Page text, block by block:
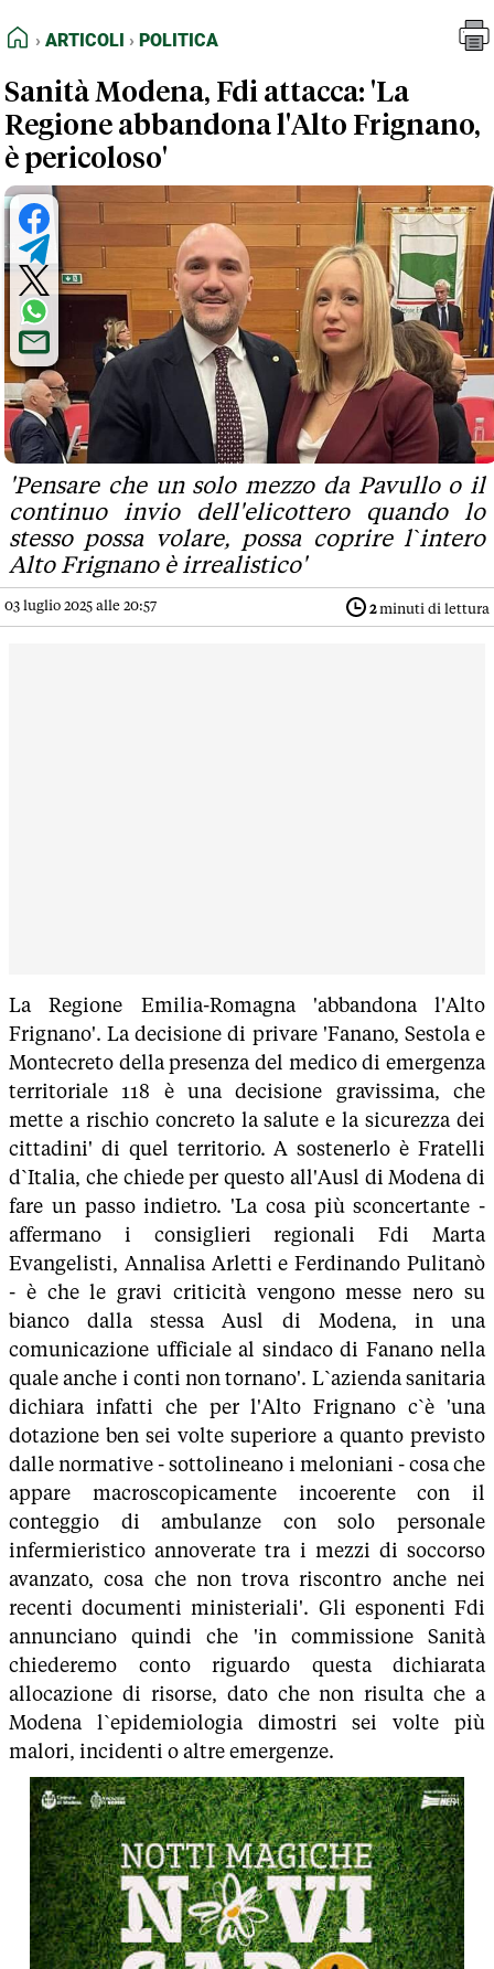
FEED RSS
NORMATIVE DEONTOLOGICHE
TERMINI e CONDIZIONI
HOME
ARTICOLI POLITICA
Sanità Modena, Fdi attacca: 'La
Regione abbandona l'Alto Frignano,
è pericoloso'
'Pensare che un solo mezzo da Pavullo o il
continuo invio dell'elicottero quando lo
stesso possa volare, possa coprire l`intero
Alto Frignano è irrealistico'
03 luglio 2025 alle 20:57 2minuti di lettura
La Regione Emilia-Romagna 'abbandona l'Alto
Frignano'. La decisione di privare 'Fanano, Sestola e
Montecreto della presenza del medico di emergenza
territoriale 118 è una decisione gravissima, che
mette a rischio concreto la salute e la sicurezza dei
cittadini' di quel territorio. A sostenerlo è Fratelli
d`Italia, che chiede per questo all'Ausl di Modena di
fare un passo indietro. 'La cosa più sconcertante -
affermano i consiglieri regionali Fdi Marta
Evangelisti, Annalisa Arletti e Ferdinando Pulitanò
- è che le gravi criticità vengono messe nero su
bianco dalla stessa Ausl di Modena, in una
comunicazione ufficiale al sindaco di Fanano nella
quale anche i conti non tornano'. L`azienda sanitaria
dichiara infatti che per l'Alto Frignano c`è 'una
dotazione ben sei volte superiore a quanto previsto
dalle normative - sottolineano i meloniani - cosa che
appare macroscopicamente incoerente con il
conteggio di ambulanze con solo personale
infermieristico annoverate tra i mezzi di soccorso
avanzato, cosa che non trova riscontro anche nei
recenti documenti ministeriali'. Gli esponenti Fdi
annunciano quindi che 'in commissione Sanità
chiederemo conto riguardo questa dichiarata
allocazione di risorse, dato che non risulta che a
Modena l`epidemiologia dimostri sei volte più
malori, incidenti o altre emergenze.